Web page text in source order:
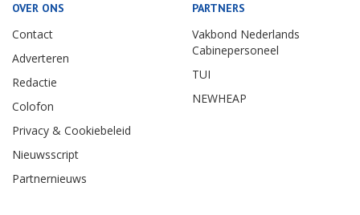
OVER ONS
Contact
Adverteren
Redactie
Colofon
Privacy & Cookiebeleid
Nieuwsscript
Partnernieuws
PARTNERS
Vakbond Nederlands
Cabinepersoneel
TUI
NEWHEAP